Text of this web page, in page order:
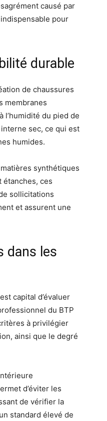
causé par
pour
durable
de chaussures
membranes
l’humidité du pied de
sec, ce qui est
humides.
synthétiques
étanches, ces
sollicitations
et assurent une
dans les
capital d’évaluer
du BTP
à privilégier
ainsi que le degré
d’éviter les
de vérifier la
standard élevé de